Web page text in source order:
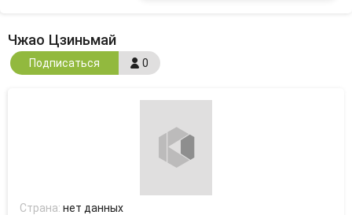
Чжао Цзиньмай
0
Подписаться
Страна:нет данных